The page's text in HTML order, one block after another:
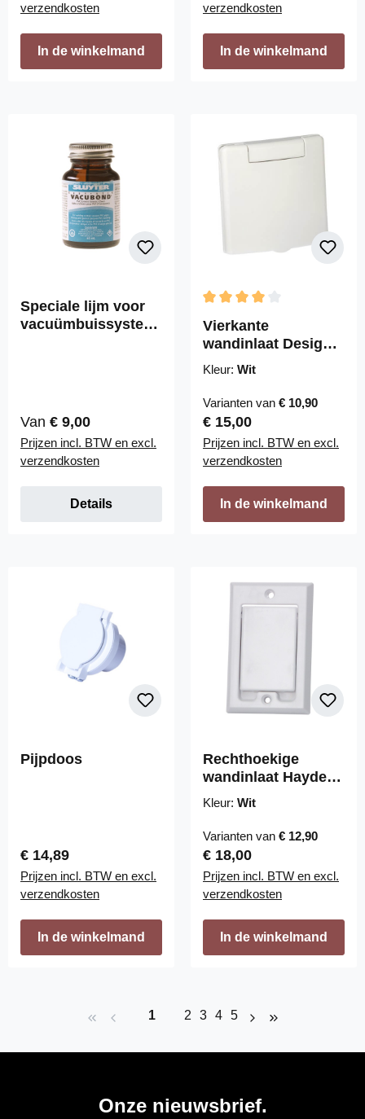
verzendkosten
In de winkelmand
verzendkosten
In de winkelmand
Speciale lijm voor
vacuümbuissystee
Normale prijs:
Van € 9,00
Prijzen incl. BTW en excl.
verzendkosten
Details
Gemiddelde waardering
Vierkante
wandinlaat Design
VEX-S
Kleur: Wit
Varianten van € 10,90
Normale prijs:
€ 15,00
Prijzen incl. BTW en excl.
verzendkosten
In de winkelmand
Pijpdoos
Normale prijs:
€ 14,89
Prijzen incl. BTW en excl.
verzendkosten
In de winkelmand
Rechthoekige
wandinlaat Hayden
design
Kleur: Wit
Varianten van € 12,90
Normale prijs:
€ 18,00
Prijzen incl. BTW en excl.
verzendkosten
In de winkelmand
Pagina
1 Pagina
2 Pagina
3 Pagina
4 Pagina
5
Onze nieuwsbrief.